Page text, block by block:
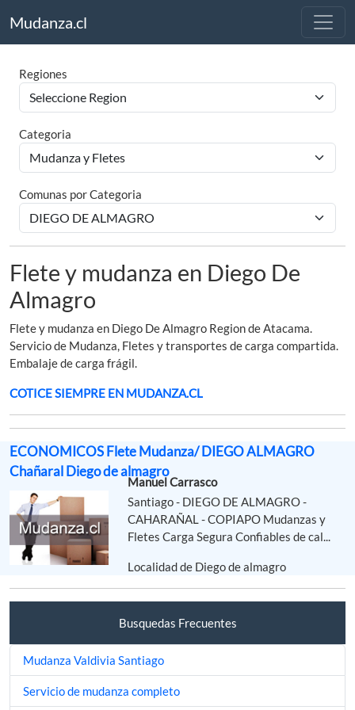
Mudanza.cl
Regiones
Categoria
Comunas por Categoria
Flete y mudanza en Diego De
Almagro
Flete y mudanza en Diego De Almagro Region de Atacama.
Servicio de Mudanza, Fletes y transportes de carga compartida.
Embalaje de carga frágil.
COTICE SIEMPRE EN MUDANZA.CL
ECONOMICOS Flete Mudanza/ DIEGO ALMAGRO
Chañaral Diego de almagro
Manuel Carrasco
Santiago - DIEGO DE ALMAGRO -
CAHARAÑAL - COPIAPO Mudanzas y
Fletes Carga Segura Confiables de cal...
Localidad de Diego de almagro
Busquedas Frecuentes
Mudanza Valdivia Santiago
Servicio de mudanza completo